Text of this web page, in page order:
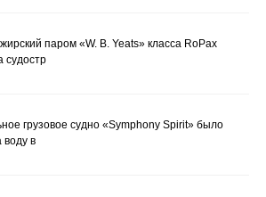
паром «W. B. Yeats» класса RoPax
судостр
грузовое судно «Symphony Spirit» было
воду в